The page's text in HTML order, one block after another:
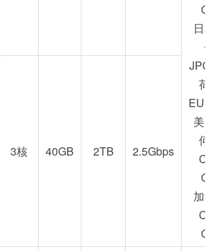
日
美
加
3核 40GB 2TB 2.5Gbps